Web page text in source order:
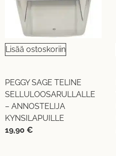
Lisää ostoskoriin
PEGGY SAGE TELINE
SELLULOOSARULLALLE
– ANNOSTELIJA
KYNSILAPUILLE
19,90 €